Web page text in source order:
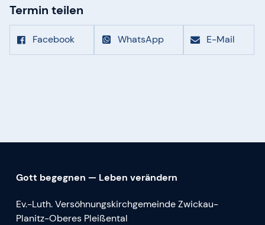
Termin teilen
Facebook WhatsApp E-Mail
Gott begegnen — Leben verändern
Ev.-Luth. Versöhnungskirchgemeinde Zwickau-
Planitz-Oberes Pleißental